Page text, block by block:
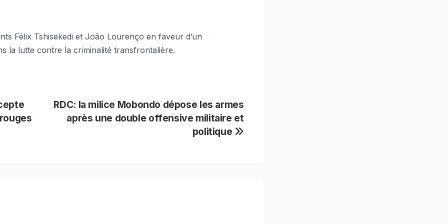
Félix Tshisekedi et João Lourenço en faveur d’un
la lutte contre la criminalité transfrontalière.
RDC: la milice Mobondo dépose les armes
après une double offensive militaire et
politique